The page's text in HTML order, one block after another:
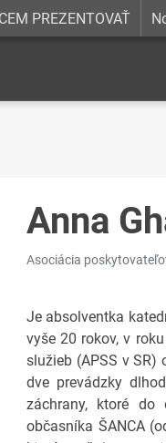
PREZENTOVAŤ
Anna
Asociácia
Je absolventka
vyše 20 rokov, v
služieb (APSS v SR)
dve prevádzky
záchrany, ktoré do
občasníka ŠANCA